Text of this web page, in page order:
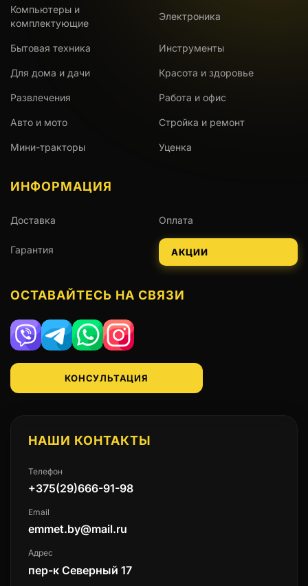
Компьютеры и
комплектующие
Электроника
Бытовая техника Инструменты
Для дома и дачи Красота и здоровье
Развлечения Работа и офис
Авто и мото Стройка и ремонт
Мини-тракторы Уценка
ИНФОРМАЦИЯ
Доставка Оплата
Гарантия АКЦИИ
ОСТАВАЙТЕСЬ НА СВЯЗИ
Viber TelegramWhatsAppInstagram
КОНСУЛЬТАЦИЯ
НАШИ КОНТАКТЫ
Телефон
+375(29)666-91-98
Email
emmet.by@mail.ru
Адрес
пер-к Северный 17